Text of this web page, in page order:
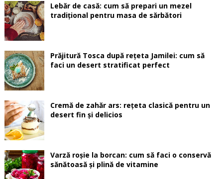
Lebăr de casă: cum să prepari un mezel
tradițional pentru masa de sărbători
Prăjitură Tosca după rețeta Jamilei: cum să
faci un desert stratificat perfect
Cremă de zahăr ars: rețeta clasică pentru un
desert fin și delicios
Varză roșie la borcan: cum să faci o conservă
sănătoasă și plină de vitamine